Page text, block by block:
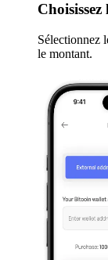
Choisissez
Sélectionnez
le montant.